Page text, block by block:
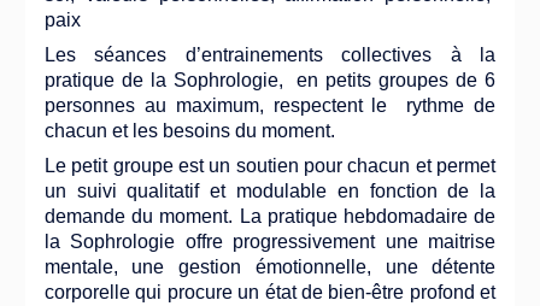
paix
Les séances d’entrainements collectives à la
pratique de la Sophrologie, en petits groupes de 6
personnes au maximum, respectent le rythme de
chacun et les besoins du moment.
Le petit groupe est un soutien pour chacun et permet
un suivi qualitatif et modulable en fonction de la
demande du moment. La pratique hebdomadaire de
la Sophrologie offre progressivement une maitrise
mentale, une gestion émotionnelle, une détente
corporelle qui procure un état de bien-être profond et